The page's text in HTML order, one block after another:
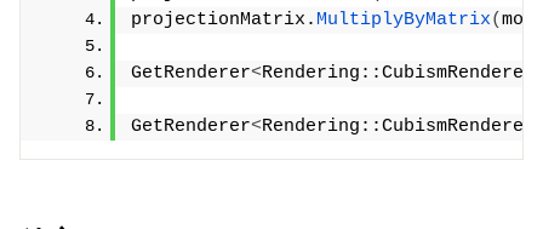
projectionMatrix. MultiplyByMatrix(
GetRenderer<
GetRenderer<